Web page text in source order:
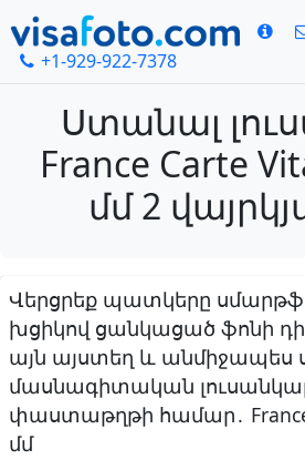
+1-929-922-7378
Ստանալ
France Carte
մմ 2
Վերցրեք պատկերը
խցիկով ցանկացած ֆոնի
այն այստեղ և անմիջապես
մասնագիտական
փաստաթղթի համար․ France
մմ